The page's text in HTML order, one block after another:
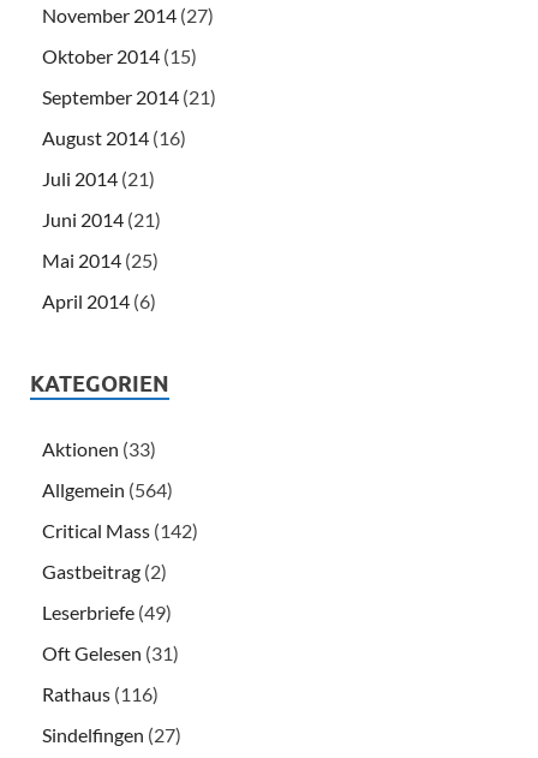
November 2014 (27)
Oktober 2014 (15)
September 2014 (21)
August 2014 (16)
Juli 2014 (21)
Juni 2014 (21)
Mai 2014 (25)
April 2014 (6)
KATEGORIEN
Aktionen (33)
Allgemein (564)
Critical Mass (142)
Gastbeitrag (2)
Leserbriefe (49)
Oft Gelesen (31)
Rathaus (116)
Sindelfingen (27)